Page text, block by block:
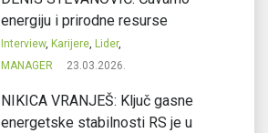
energiju i prirodne resurse
Interview, Karijere, Lider,
MANAGER
23.03.2026.
NIKICA VRANJEŠ: Ključ gasne
energetske stabilnosti RS je u